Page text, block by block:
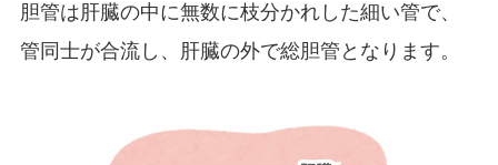
胆管は肝臓の中に無数に枝分かれした細い管で、
管同士が合流し、肝臓の外で総胆管となります。